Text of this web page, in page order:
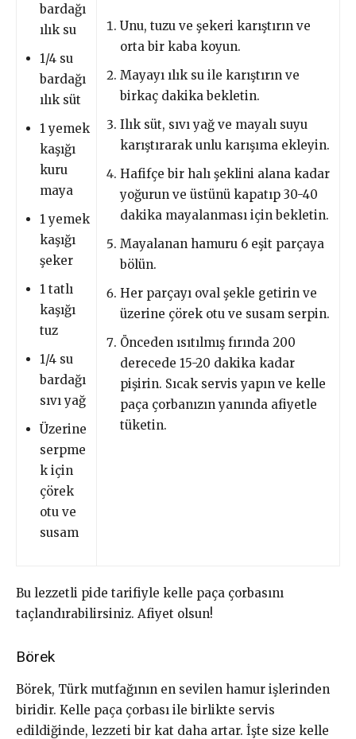
bardağı
ılık su
1/4 su
bardağı
ılık süt
1 yemek
kaşığı
kuru
maya
1 yemek
kaşığı
şeker
1 tatlı
kaşığı
tuz
1/4 su
bardağı
sıvı yağ
Üzerine
serpme
k için
çörek
otu ve
susam
Unu, tuzu ve şekeri karıştırın ve
orta bir kaba koyun.
Mayayı ılık su ile karıştırın ve
birkaç dakika bekletin.
Ilık süt, sıvı yağ ve mayalı suyu
karıştırarak unlu karışıma ekleyin.
Hafifçe bir halı şeklini alana kadar
yoğurun ve üstünü kapatıp 30-40
dakika mayalanması için bekletin.
Mayalanan hamuru 6 eşit parçaya
bölün.
Her parçayı oval şekle getirin ve
üzerine çörek otu ve susam serpin.
Önceden ısıtılmış fırında 200
derecede 15-20 dakika kadar
pişirin. Sıcak servis yapın ve kelle
paça çorbanızın yanında afiyetle
tüketin.
Bu lezzetli pide tarifiyle kelle paça çorbasını
taçlandırabilirsiniz. Afiyet olsun!
Börek
Börek, Türk mutfağının en sevilen hamur işlerinden
biridir. Kelle paça çorbası ile birlikte servis
edildiğinde, lezzeti bir kat daha artar. İşte size kelle